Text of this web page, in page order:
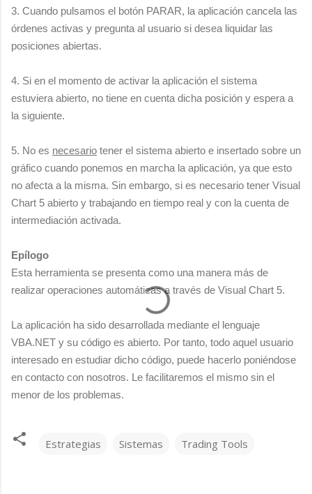
3. Cuando pulsamos el botón PARAR, la aplicación cancela las
órdenes activas y pregunta al usuario si desea liquidar las
posiciones abiertas.
4. Si en el momento de activar la aplicación el sistema
estuviera abierto, no tiene en cuenta dicha posición y espera a
la siguiente.
5. No es necesario tener el sistema abierto e insertado sobre un
gráfico cuando ponemos en marcha la aplicación, ya que esto
no afecta a la misma. Sin embargo, si es necesario tener Visual
Chart 5 abierto y trabajando en tiempo real y con la cuenta de
intermediación activada.
Epílogo
Esta herramienta se presenta como una manera más de
realizar operaciones automáticas a través de Visual Chart 5.
La aplicación ha sido desarrollada mediante el lenguaje
VBA.NET y su código es abierto. Por tanto, todo aquel usuario
interesado en estudiar dicho código, puede hacerlo poniéndose
en contacto con nosotros. Le facilitaremos el mismo sin el
menor de los problemas.
Estrategias Sistemas Trading Tools